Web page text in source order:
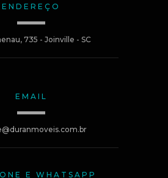
ENDEREÇO
735 - Joinville - SC
EMAIL
E WHATSAPP